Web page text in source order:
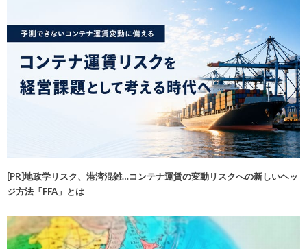
[PR]地政学リスク、港湾混雑…コンテナ運賃の変動リスクへの新しいヘッ
ジ方法「FFA」とは